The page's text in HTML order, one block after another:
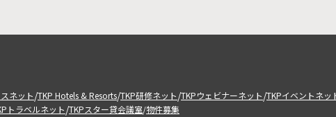
ネット/TKP Hotels & Resorts/TKP研修ネット/TKPウェビナーネット/TKPイベントネッ
トラベルネット/TKPスター貸会議室/物件募集